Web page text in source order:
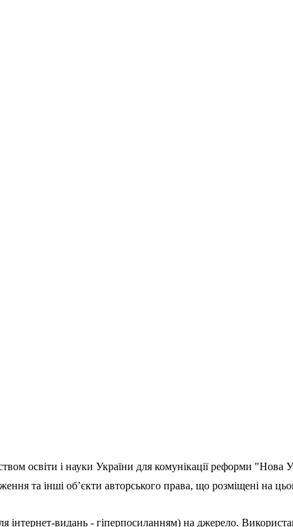
освіти і науки України для комунікації реформи "Нова
та інші об’єкти авторського права, що розміщені на
інтернет-видань - гіперпосиланням) на джерело.